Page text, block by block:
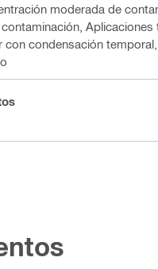
moderada de
contaminación,
con condensación